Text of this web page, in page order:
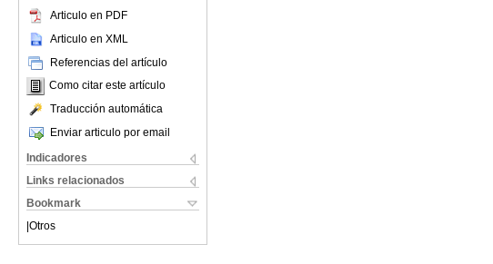
Articulo en PDF
Articulo en XML
Referencias del artículo
Como citar este artículo
Traducción automática
Enviar articulo por email
Indicadores
Links relacionados
Bookmark
Otros